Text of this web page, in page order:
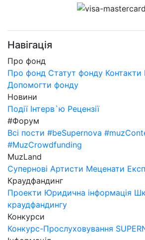
Навігація
Про фонд
Про фонд Статут фонду Контакти
Допомогти фонду
Новини
Події Інтерв`ю Рецензії
#Форум
Всі пости #beSupernova
#MuzCrowdfunding
MuzLand
Супернові Артисти Меценати
Краудфандинг
Проекти Юридична інформація
краудфандингу
Конкурси
Конкурс-Прослуховування